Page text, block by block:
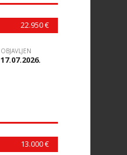
22.950 €
OBJAVLJEN
17.07.2026.
13.000 €